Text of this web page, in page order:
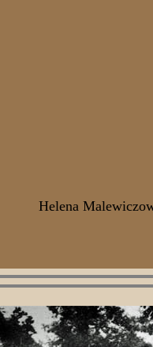
Helena